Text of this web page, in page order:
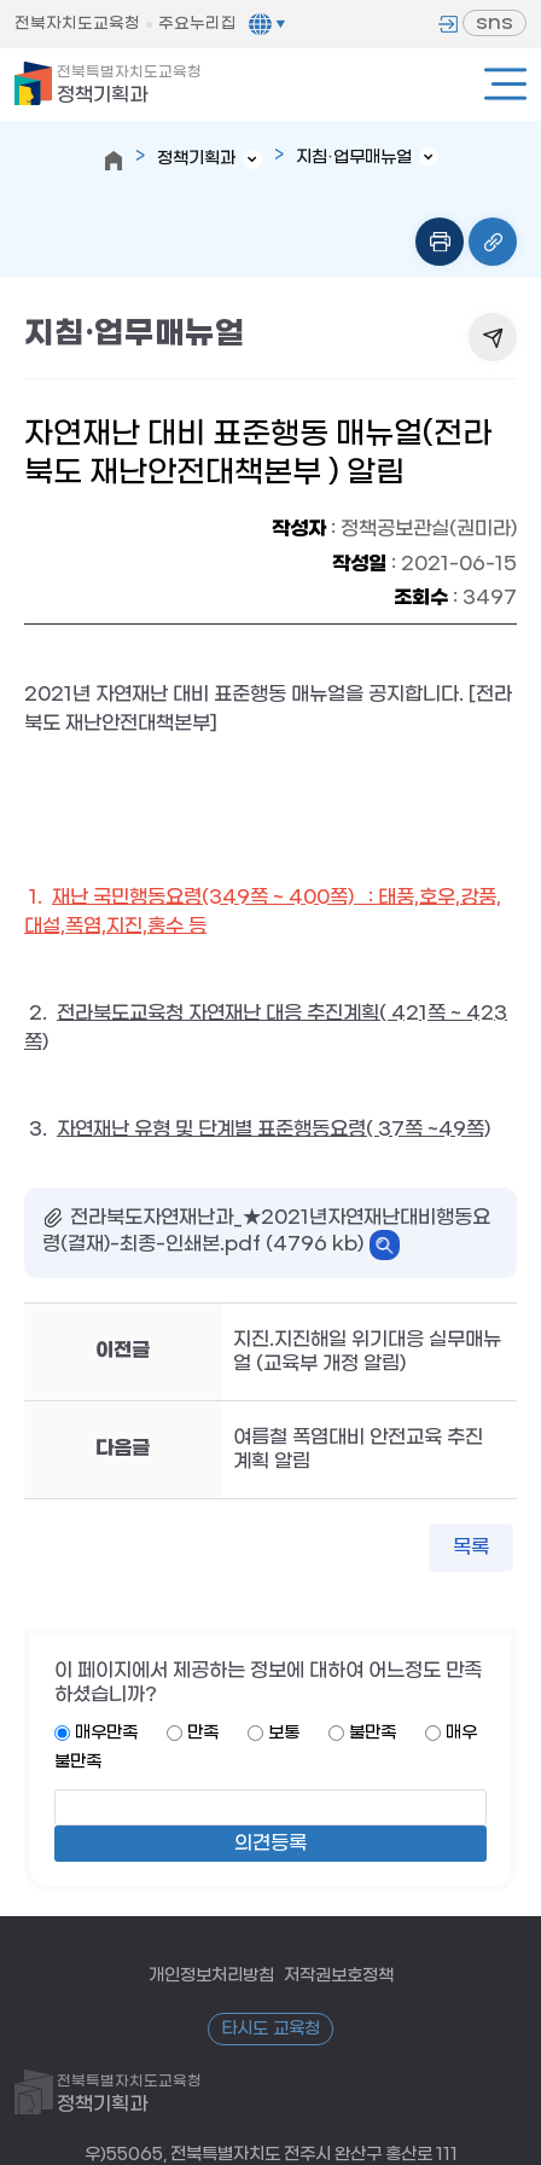
전북자치도교육청 주요누리집 sns
전북특별자치도교육청
정책기획과
정책기획과 지침·업무매뉴얼
지침·업무매뉴얼
자연재난 대비 표준행동 매뉴얼(전라
북도 재난안전대책본부 ) 알림
작성자: 정책공보관실(권미라)
작성일 : 2021-06-15
조회수 : 3497
2021년 자연재난 대비 표준행동 매뉴얼을 공지합니다. [전라
북도 재난안전대책본부]
1. 재난 국민행동요령(349쪽 ~ 400쪽)   : 태풍,호우,강풍,
대설,폭염,지진,홍수 등
2. 전라북도교육청 자연재난 대응 추진계획( 421쪽 ~ 423
쪽)
3. 자연재난 유형 및 단계별 표준행동요령( 37쪽 ~49쪽)
전라북도자연재난과_★2021년자연재난대비행동요
령(결재)-최종-인쇄본.pdf (4796 kb)
이전글
지진.지진해일 위기대응 실무매뉴
얼 (교육부 개정 알림)
다음글
여름철 폭염대비 안전교육 추진
계획 알림
목록
이 페이지에서 제공하는 정보에 대하여 어느정도 만족
하셨습니까?
매우만족 만족 보통 불만족
매우
불만족
개인정보처리방침 저작권보호정책
타시도 교육청
전북특별자치도교육청
정책기획과
우)55065, 전북특별자치도 전주시 완산구 홍산로 111